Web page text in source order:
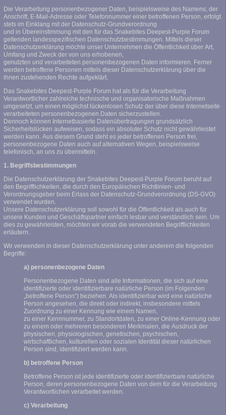
Die Verarbeitung personenbezogener Daten, beispielsweise des Namens, der
Anschrift, E-Mail-Adresse oder Telefonnummer einer betroffenen Person, erfolgt
stets im Einklang mit der Datenschutz-Grundverordnung
und in Übereinstimmung mit den für das Snakebites Deepest-Purple Forum
geltenden landesspezifischen Datenschutzbestimmungen. Mittels dieser
Datenschutzerklärung möchte unser Unternehmen die Öffentlichkeit über Art,
Umfang und Zweck der von uns erhobenen,
genutzten und verarbeiteten personenbezogenen Daten informieren. Ferner
werden betroffene Personen mittels dieser Datenschutzerklärung über die
ihnen zustehenden Rechte aufgeklärt.
Das Snakebites Deepest-Purple Forum hat als für die Verarbeitung
Verantwortlicher zahlreiche technische und organisatorische Maßnahmen
umgesetzt, um einen möglichst lückenlosen Schutz der über diese Internetseite
verarbeiteten personenbezogenen Daten sicherzustellen.
Dennoch können Internetbasierte Datenübertragungen grundsätzlich
Sicherheitslücken aufweisen, sodass ein absoluter Schutz nicht gewährleistet
werden kann. Aus diesem Grund steht es jeder betroffenen Person frei,
personenbezogene Daten auch auf alternativen Wegen, beispielsweise
telefonisch, an uns zu übermitteln.
1. Begriffsbestimmungen
Die Datenschutzerklärung der Snakebites Deepest-Purple Forum beruht auf
den Begrifflichkeiten, die durch den Europäischen Richtlinien- und
Verordnungsgeber beim Erlass der Datenschutz-Grundverordnung (DS-GVO)
verwendet wurden.
Unsere Datenschutzerklärung soll sowohl für die Öffentlichkeit als auch für
unsere Kunden und Geschäftspartner einfach lesbar und verständlich sein. Um
dies zu gewährleisten, möchten wir vorab die verwendeten Begrifflichkeiten
erläutern.
Wir verwenden in dieser Datenschutzerklärung unter anderem die folgenden
Begriffe:
a) personenbezogene Daten
Personenbezogene Daten sind alle Informationen, die sich auf eine
identifizierte oder identifizierbare natürliche Person (im Folgenden
„betroffene Person“) beziehen. Als identifizierbar wird eine natürliche
Person angesehen, die direkt oder indirekt, insbesondere mittels
Zuordnung zu einer Kennung wie einem Namen,
zu einer Kennnummer, zu Standortdaten, zu einer Online-Kennung oder
zu einem oder mehreren besonderen Merkmalen, die Ausdruck der
physischen, physiologischen, genetischen, psychischen,
wirtschaftlichen, kulturellen oder sozialen Identität dieser natürlichen
Person sind, identifiziert werden kann.
b) betroffene Person
Betroffene Person ist jede identifizierte oder identifizierbare natürliche
Person, deren personenbezogene Daten von dem für die Verarbeitung
Verantwortlichen verarbeitet werden.
c) Verarbeitung